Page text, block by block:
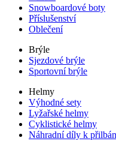
Snowboardové boty
Příslušenství
Oblečení
Brýle
Sjezdové brýle
Sportovní brýle
Helmy
Výhodné sety
Lyžařské helmy
Cyklistické helmy
Náhradní díly k